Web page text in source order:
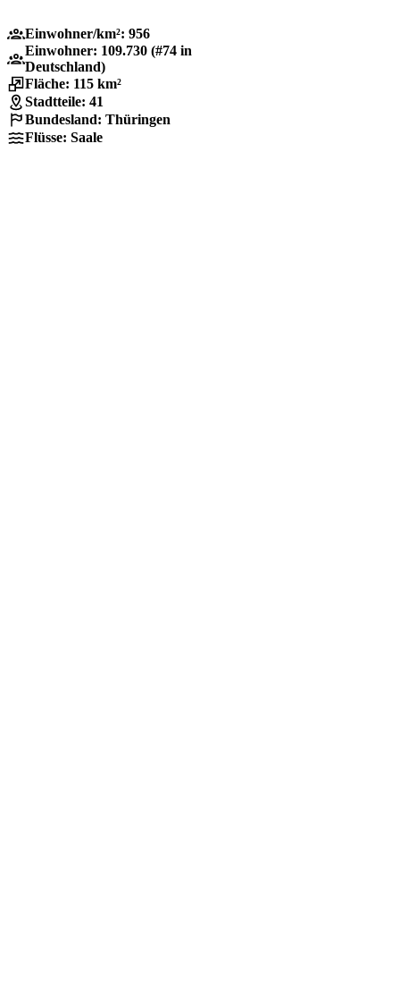
Einwohner/km²: 956
Einwohner: 109.730 (#74 in
Deutschland)
Fläche: 115 km²
Stadtteile: 41
Bundesland: Thüringen
Flüsse: Saale